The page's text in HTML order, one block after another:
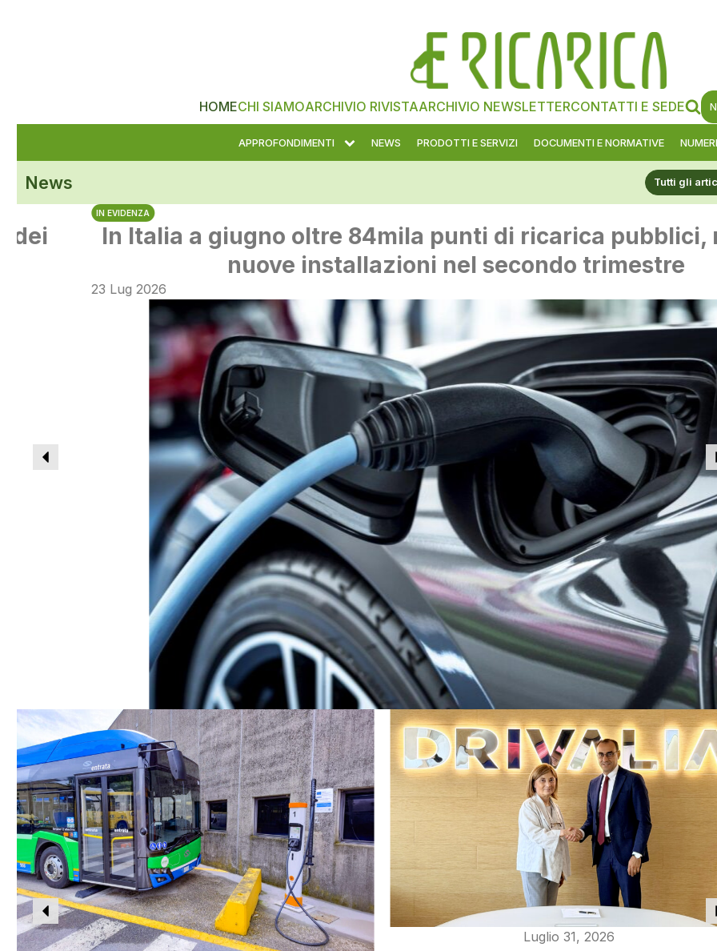
HOMECHI SIAMOARCHIVIO RIVISTAARCHIVIO NEWSLETTERCONTATTI E SEDE
APPROFONDIMENTI NEWS PRODOTTI E SERVIZI DOCUMENTI E NORMATIVE
News Tutti gli
In Italia a giugno oltre 84mila punti di ricarica pubblici, record
nuove installazioni nel secondo trimestre
23 Lug 2026
Luglio 31, 2026